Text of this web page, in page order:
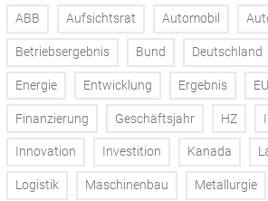
ABB Aufsichtsrat Automobil
Betriebsergebnis Bund Deutschland
Energie Entwicklung Ergebnis EU
Finanzierung Geschäftsjahr HZ
Innovation Investition Kanada
Logistik Maschinenbau Metallurgie